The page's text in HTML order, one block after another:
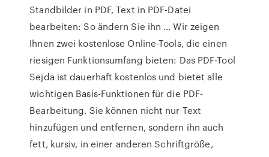
Standbilder in PDF, Text in PDF-Datei
bearbeiten: So ändern Sie ihn … Wir zeigen
Ihnen zwei kostenlose Online-Tools, die einen
riesigen Funktionsumfang bieten: Das PDF-Tool
Sejda ist dauerhaft kostenlos und bietet alle
wichtigen Basis-Funktionen für die PDF-
Bearbeitung. Sie können nicht nur Text
hinzufügen und entfernen, sondern ihn auch
fett, kursiv, in einer anderen Schriftgröße,